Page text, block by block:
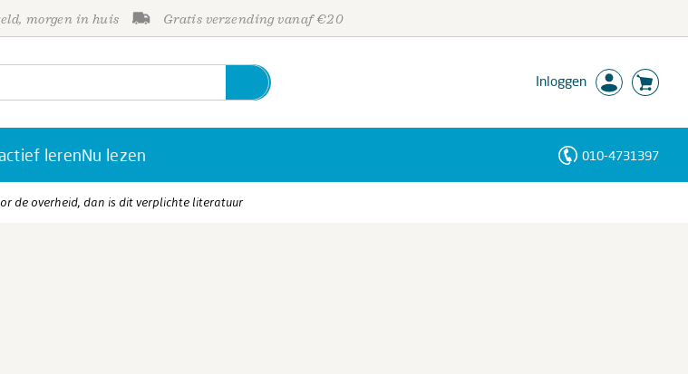
morgen in huis Gratis verzending vanaf €20
Inloggen
lerenNu lezen 010-4731397
de overheid, dan is dit verplichte literatuur
Personen